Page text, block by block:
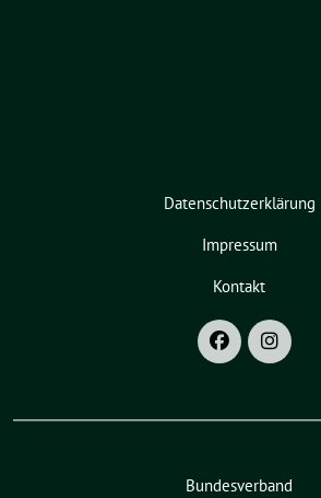
Datenschutzerklärung
Impressum
Kontakt
Bundesverband